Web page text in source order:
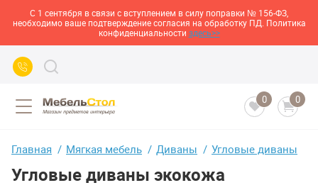
С 1 сентября в связи с вступлением в силу поправки № 156-ФЗ,
необходимо ваше подтверждение согласия на обработку ПД. Политика
конфиденциальности здесь>>
0 0
Главная Мягкая мебель Диваны Угловые диваны
Угловые диваны экокожа